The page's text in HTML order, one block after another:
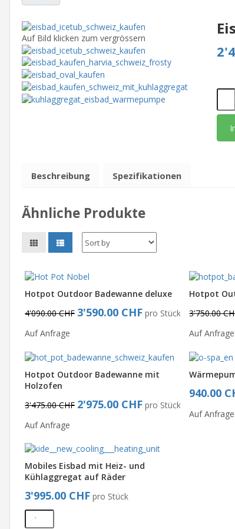
Auf Bild klicken zum vergrössern
Beschreibung Spezifikationen
Ähnliche Produkte
Hotpot Outdoor Badewanne deluxe
4'090.00 CHF 3'590.00 CHF pro Stück
Auf Anfrage
Hotpot
3'750.00
Auf Anfrage
Hotpot Outdoor Badewanne mit
Holzofen
3'475.00 CHF 2'975.00 CHF pro Stück
Auf Anfrage
940.00
Auf Anfrage
Mobiles Eisbad mit Heiz- und
Kühlaggregat auf Räder
3'995.00 CHF pro Stück